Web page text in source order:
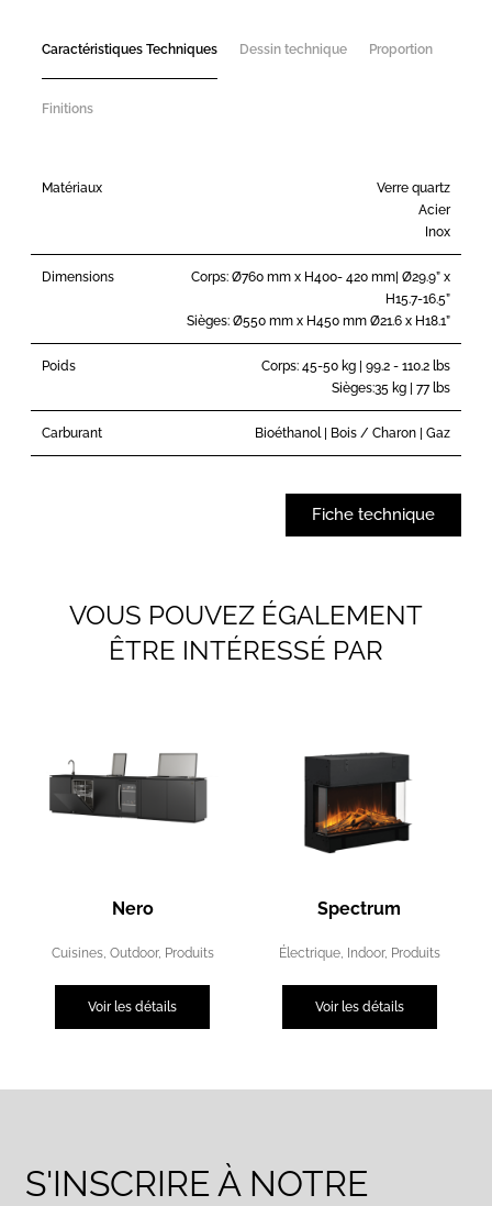
Caractéristiques Techniques Dessin technique Proportion
Finitions
Matériaux
Verre quartz
Acier
Inox
Dimensions
Corps: Ø760 mm x H400- 420 mm| Ø29.9” x
H15.7-16.5”
Sièges: Ø550 mm x H450 mm Ø21.6 x H18.1”
Poids
Corps: 45-50 kg | 99.2 - 110.2 lbs
Sièges:35 kg | 77 lbs
Carburant Bioéthanol | Bois / Charon | Gaz
Fiche technique
VOUS POUVEZ ÉGALEMENT
ÊTRE INTÉRESSÉ PAR
Nero
Cuisines, Outdoor, Produits
Voir les détails
Spectrum
Électrique, Indoor, Produits
Voir les détails
S'INSCRIRE À NOTRE